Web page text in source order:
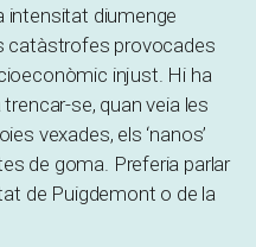
intensitat diumenge
catàstrofes provocades
injust. Hi ha
se, quan veia les
vexades, els ‘nanos’
de goma. Preferia parlar
de Puigdemont o de la